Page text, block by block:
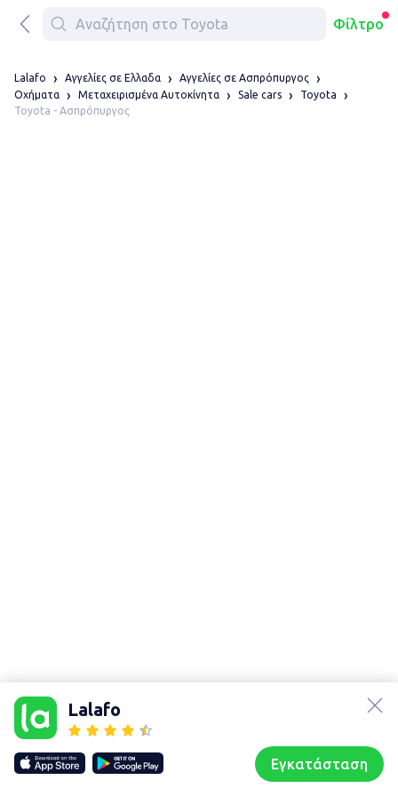
Φίλτρο
Lalafo
Εγκατάσταση
Lalafo Αγγελίες σε Ελλαδα
Αγγελίες σε Ασπρόπυργος
Οχήματα
Μεταχειρισμένα Αυτοκίνητα Sale cars
Toyota
Toyota - Ασπρόπυργος
Our websites
lalafo.kg
lalafo.rs
lalafo.pl
Sitemap
τοποθεσίας
Συζητήσεις Προφίλ